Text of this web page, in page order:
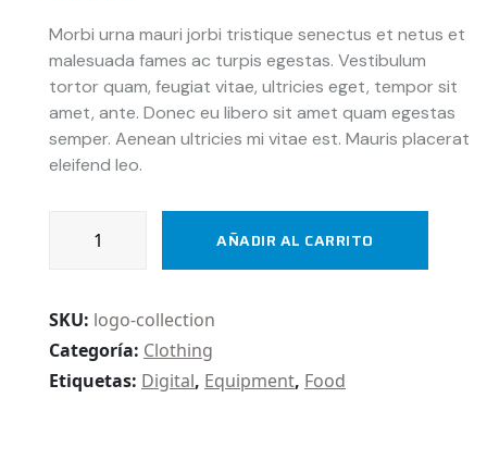
con 5.00
de 5 en
base a
de un
cliente
Morbi urna mauri jorbi tristique senectus et netus et
malesuada fames ac turpis egestas. Vestibulum
tortor quam, feugiat vitae, ultricies eget, tempor sit
amet, ante. Donec eu libero sit amet quam egestas
semper. Aenean ultricies mi vitae est. Mauris placerat
eleifend leo.
health
AÑADIR AL CARRITO
SKU: logo-collection
Categoría: Clothing
Etiquetas: Digital, Equipment, Food